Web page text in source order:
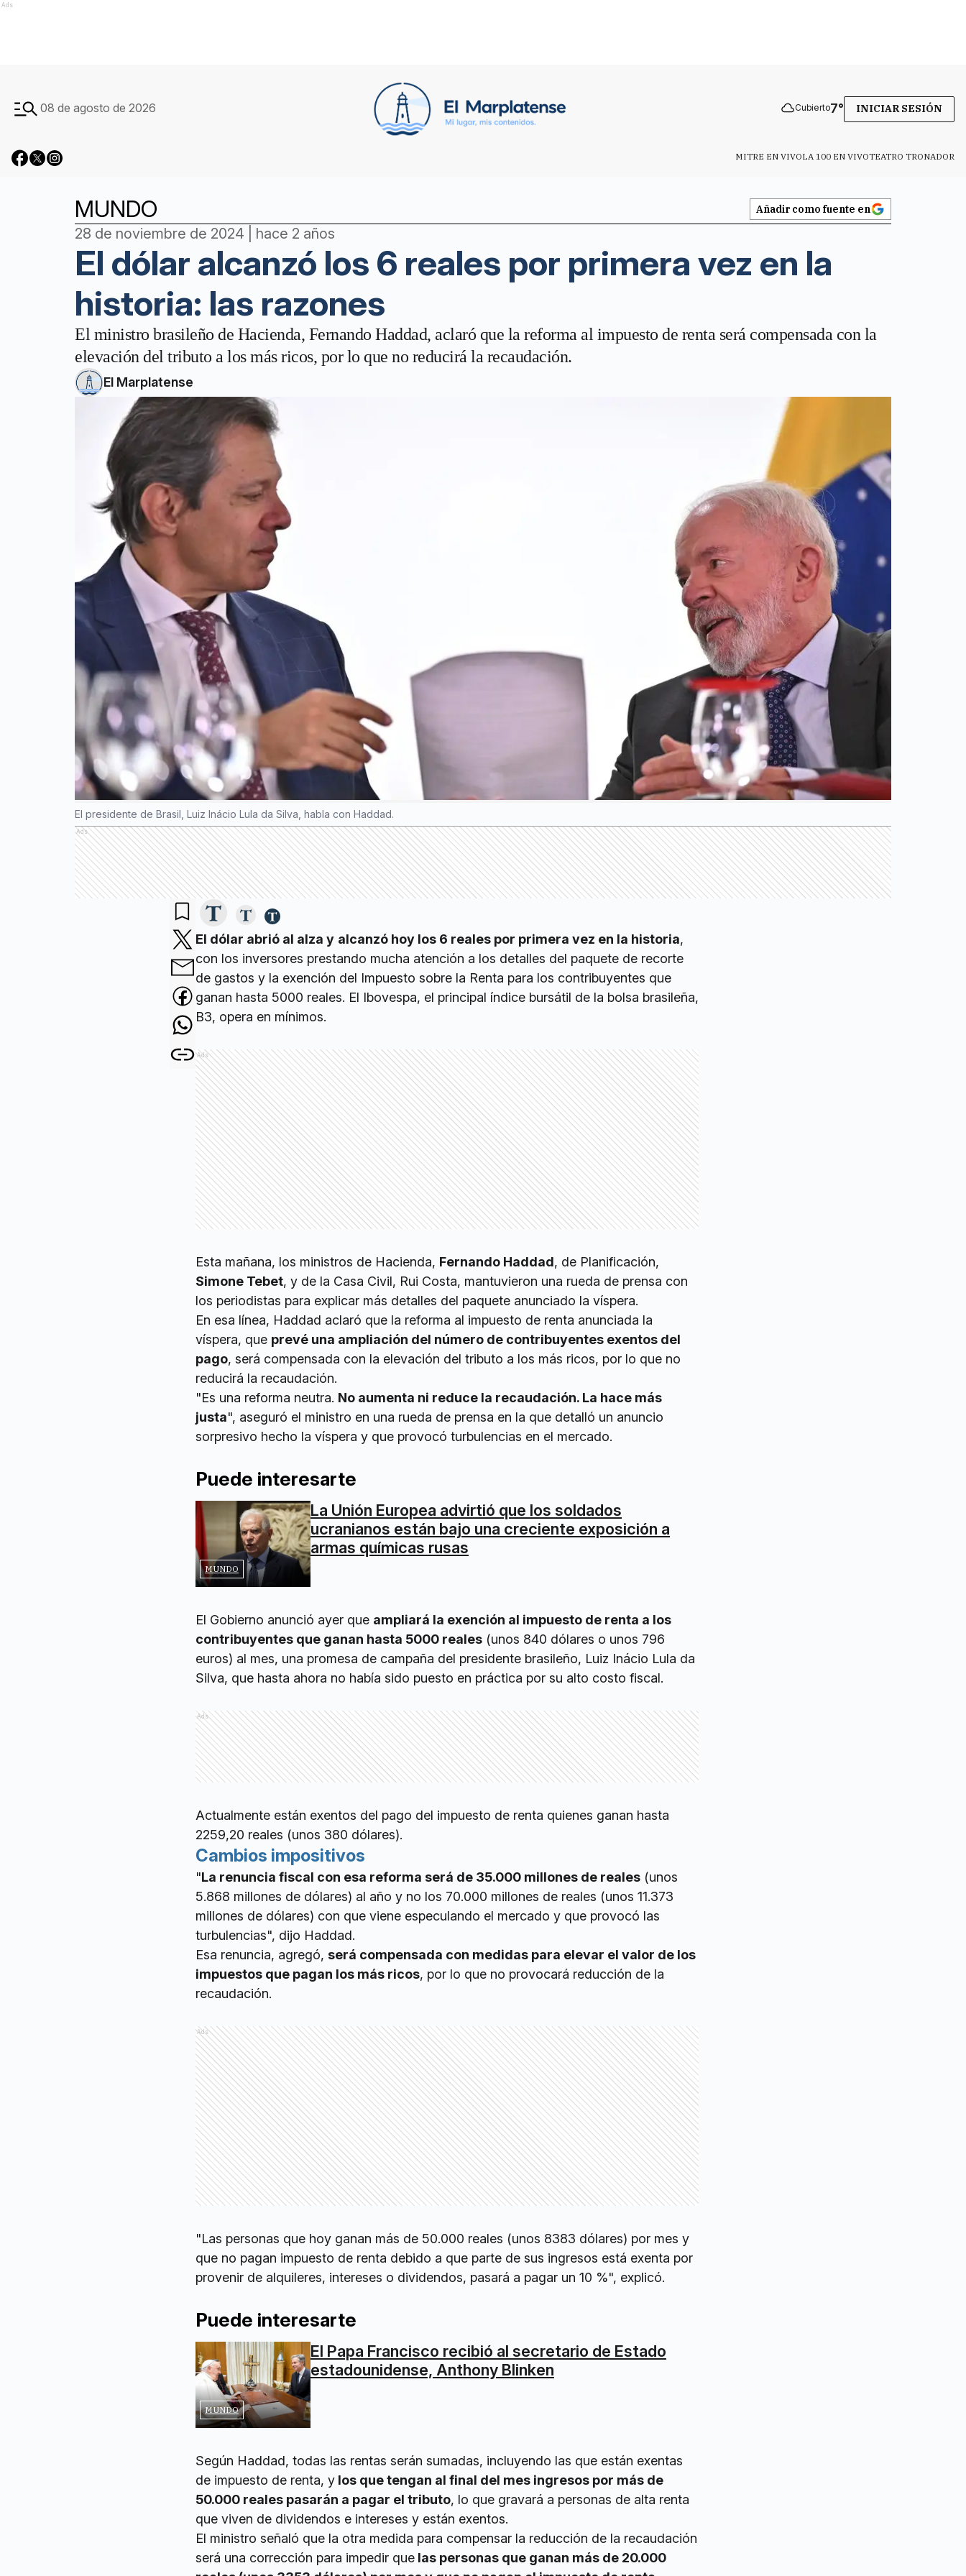
Ads
08 de agosto de 2026 Cubierto7° INICIAR SESIÓN
MITRE EN VIVOLA 100 EN VIVOTEATRO TRONADOR
MUNDO Añadir como fuente en
28 de noviembre de 2024 | hace 2 años
El dólar alcanzó los 6 reales por primera vez en la
historia: las razones
El ministro brasileño de Hacienda, Fernando Haddad, aclaró que la reforma al impuesto de renta será compensada con la
elevación del tributo a los más ricos, por lo que no reducirá la recaudación.
El Marplatense
El presidente de Brasil, Luiz Inácio Lula da Silva, habla con Haddad.
Ads
El dólar abrió al alza y alcanzó hoy los 6 reales por primera vez en la historia,
con los inversores prestando mucha atención a los detalles del paquete de recorte
de gastos y la exención del Impuesto sobre la Renta para los contribuyentes que
ganan hasta 5000 reales. El Ibovespa, el principal índice bursátil de la bolsa brasileña,
B3, opera en mínimos.
Ads
Esta mañana, los ministros de Hacienda, Fernando Haddad, de Planificación,
Simone Tebet, y de la Casa Civil, Rui Costa, mantuvieron una rueda de prensa con
los periodistas para explicar más detalles del paquete anunciado la víspera.
En esa línea, Haddad aclaró que la reforma al impuesto de renta anunciada la
víspera, que prevé una ampliación del número de contribuyentes exentos del
pago, será compensada con la elevación del tributo a los más ricos, por lo que no
reducirá la recaudación.
"Es una reforma neutra. No aumenta ni reduce la recaudación. La hace más
justa", aseguró el ministro en una rueda de prensa en la que detalló un anuncio
sorpresivo hecho la víspera y que provocó turbulencias en el mercado.
Puede interesarte
MUNDO
La Unión Europea advirtió que los soldados
ucranianos están bajo una creciente exposición a
armas químicas rusas
El Gobierno anunció ayer que ampliará la exención al impuesto de renta a los
contribuyentes que ganan hasta 5000 reales (unos 840 dólares o unos 796
euros) al mes, una promesa de campaña del presidente brasileño, Luiz Inácio Lula da
Silva, que hasta ahora no había sido puesto en práctica por su alto costo fiscal.
Ads
Actualmente están exentos del pago del impuesto de renta quienes ganan hasta
2259,20 reales (unos 380 dólares).
Cambios impositivos
"La renuncia fiscal con esa reforma será de 35.000 millones de reales (unos
5.868 millones de dólares) al año y no los 70.000 millones de reales (unos 11.373
millones de dólares) con que viene especulando el mercado y que provocó las
turbulencias", dijo Haddad.
Esa renuncia, agregó, será compensada con medidas para elevar el valor de los
impuestos que pagan los más ricos, por lo que no provocará reducción de la
recaudación.
Ads
"Las personas que hoy ganan más de 50.000 reales (unos 8383 dólares) por mes y
que no pagan impuesto de renta debido a que parte de sus ingresos está exenta por
provenir de alquileres, intereses o dividendos, pasará a pagar un 10 %", explicó.
Puede interesarte
MUNDO
El Papa Francisco recibió al secretario de Estado
estadounidense, Anthony Blinken
Según Haddad, todas las rentas serán sumadas, incluyendo las que están exentas
de impuesto de renta, y los que tengan al final del mes ingresos por más de
50.000 reales pasarán a pagar el tributo, lo que gravará a personas de alta renta
que viven de dividendos e intereses y están exentos.
El ministro señaló que la otra medida para compensar la reducción de la recaudación
será una corrección para impedir que las personas que ganan más de 20.000